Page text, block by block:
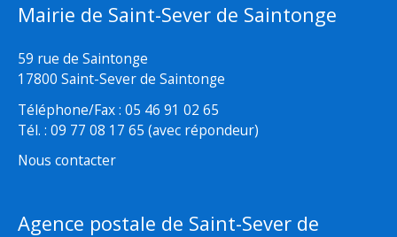
Mairie de Saint-Sever de Saintonge
59 rue de Saintonge
17800 Saint-Sever de Saintonge
Téléphone/Fax : 05 46 91 02 65
Tél. : 09 77 08 17 65 (avec répondeur)
Nous contacter
Agence postale de Saint-Sever de